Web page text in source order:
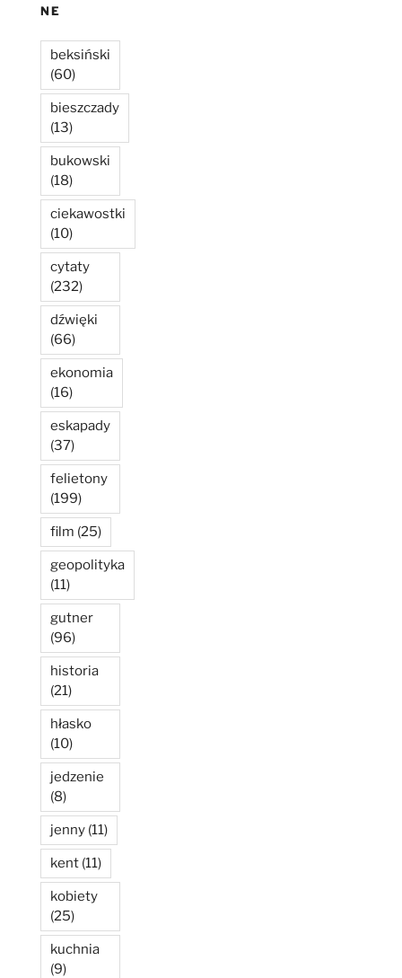
NE
beksiński
(60)
bieszczady
(13)
bukowski
(18)
ciekawostki
(10)
cytaty
(232)
dźwięki
(66)
ekonomia
(16)
eskapady
(37)
felietony
(199)
film (25)
geopolityka
(11)
gutner
(96)
historia
(21)
hłasko
(10)
jedzenie
(8)
jenny (11)
kent (11)
kobiety
(25)
kuchnia
(9)